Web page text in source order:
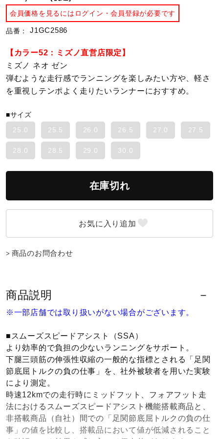
陸上競技
ソフトボール
柔道
ワーキング
ウォーキングシューズ
インナー
寝具／ミズノスリープ
アウトドア／レイン
サポーター
会員価格を見るにはログイン・会員登録が必要です
品番： J1GC2586
【カラー52：ミズノ直営店限定】
ミズノ ネオ ゼン
弾むような走行感でランニングを楽しみたい方や、軽さ
を重視しテンポよく走りたいランナーにおすすめ。
■サイズ
25.0
25.5 26.0 26.5 27.0 27.5
28.0 28.5 29.0 30.0
在庫切れ
商品のお問合わせ
商品説明
※一部店舗では取り扱いがない場合がございます。
■スムーズスピードアシスト（SSA）
より効率的で負担の少ないランニングをサポート。
下腿三頭筋の伸張性収縮の一般的な指標とされる「足関
節底屈トルクの負の仕事」を、社外被験者を用いた実験
により測定。
時速12kmでの走行時にミッドフット、フォアフット走
法におけるスムーズスピードアシスト機能搭載商品と、
非搭載商品（自社）間での「足関節底屈トルクの負の仕
事」の値を比較し、搭載品において値が低減されること